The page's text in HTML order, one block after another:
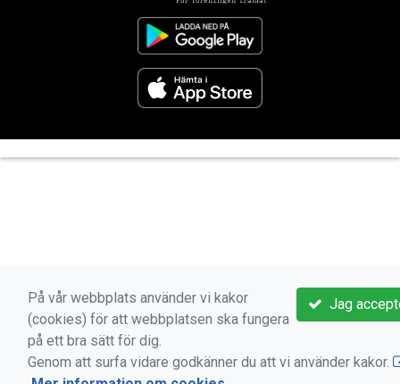
Jag
På vår webbplats använder vi kakor
(cookies) för att webbplatsen ska fungera
på ett bra sätt för dig.
Genom att surfa vidare godkänner du att vi använder kakor.